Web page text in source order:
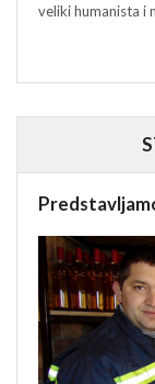
veliki humanista i